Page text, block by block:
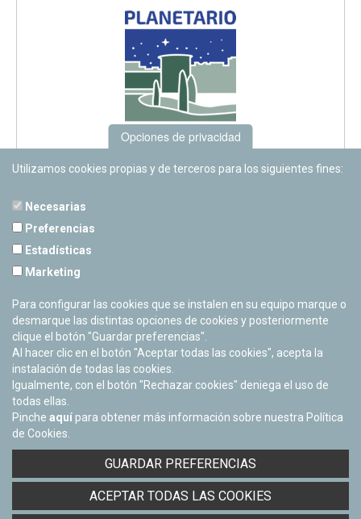
Cerrado Temporalmente
Facebook
Twitter
Youtube
Flickr
Política de privacidad y Aviso legal
Opciones de privacidad
Utilizamos cookies propias y de terceros para los siguientes fines:
Necesarias
Preferencias
Estadísticas
Marketing
Para configurar las cookies que se instalen en su equipo marque o
desmarque las distintas opciones de cookies y posteriormente
clique el botón "Guardar preferencias".
Al hacer clic en el botón "Aceptar todas las cookies", acepta la
instalación de todas las cookies.
Igualmente, con el botón "Rechazar cookies" deniega el uso de
todas ellas.
Pinche aquí para obtener más información sobre nuestra Política
de Cookies.
GUARDAR PREFERENCIAS
ACEPTAR TODAS LAS COOKIES